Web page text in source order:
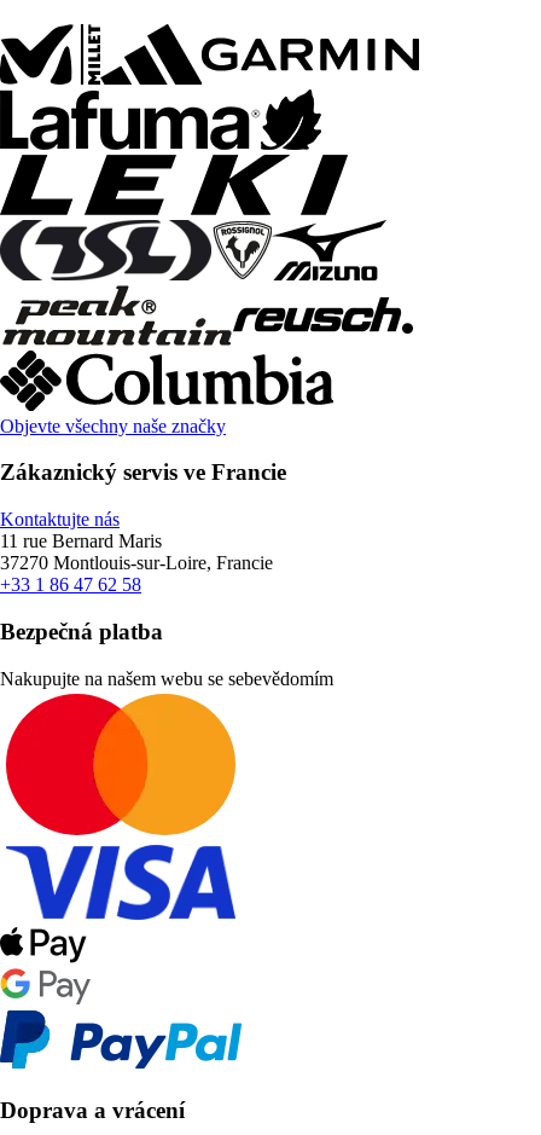
Objevte všechny naše značky
Zákaznický servis ve Francie
Kontaktujte nás
11 rue Bernard Maris
37270 Montlouis-sur-Loire, Francie
+33 1 86 47 62 58
Bezpečná platba
Nakupujte na našem webu se sebevědomím
Doprava a vrácení